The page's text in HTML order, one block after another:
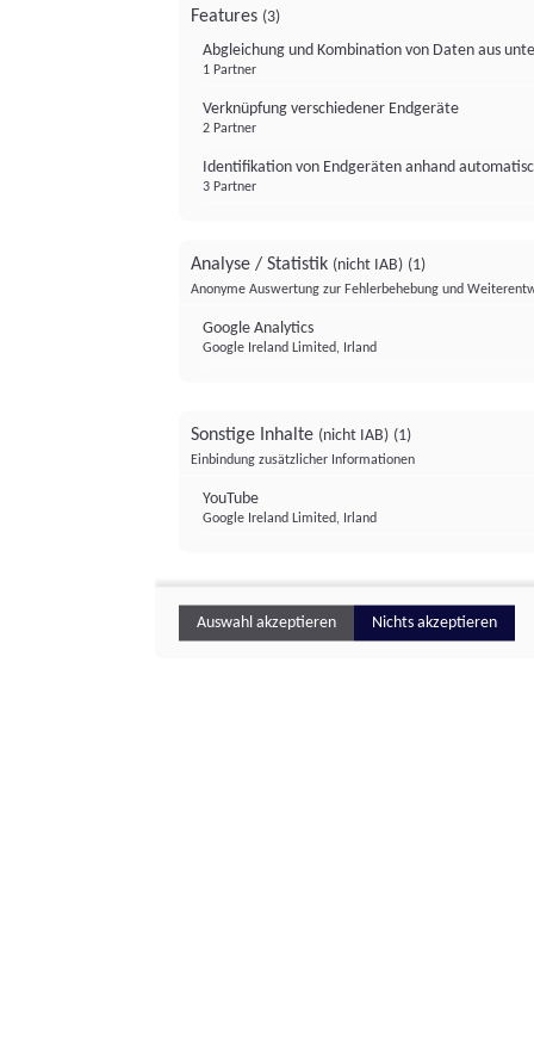
Features (3)
Abgleichung und Kombination von Daten aus
1 Partner
Verknüpfung verschiedener Endgeräte
2 Partner
Identifikation von Endgeräten anhand
3 Partner
Analyse / Statistik (nicht IAB) (1)
Anonyme Auswertung zur Fehlerbehebung und
Google Analytics
Google Ireland Limited, Irland
Sonstige Inhalte (nicht IAB) (1)
Einbindung zusätzlicher Informationen
YouTube
Google Ireland Limited, Irland
Auswahl akzeptieren Nichts akzeptieren